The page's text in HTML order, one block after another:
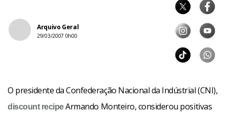
Arquivo Geral
29/03/2007 0h00
O presidente da Confederação Nacional da Indústrial (CNI),
discount recipeArmando Monteiro, considerou positivas